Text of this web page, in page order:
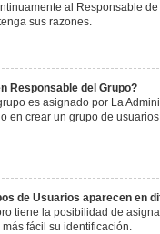
al Responsable
sus razones.
Responsable del Grupo?
es asignado por La
en crear un grupo de
de Usuarios aparecen en
tiene la posibilidad de
fácil su identificación.